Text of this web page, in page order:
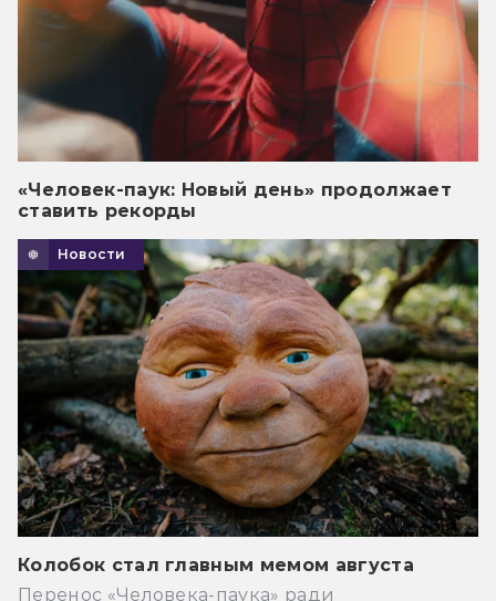
«Человек-паук: Новый день» продолжает
ставить рекорды
Новости
Колобок стал главным мемом августа
Перенос «Человека-паука» ради